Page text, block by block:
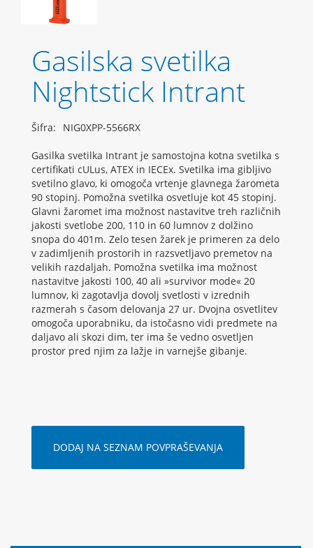
Gasilska svetilka
Nightstick Intrant
Šifra: NIG0XPP-5566RX
Gasilka svetilka Intrant je samostojna kotna svetilka s
certifikati cULus, ATEX in IECEx. Svetilka ima gibljivo
svetilno glavo, ki omogoča vrtenje glavnega žarometa
90 stopinj. Pomožna svetilka osvetluje kot 45 stopinj.
Glavni žaromet ima možnost nastavitve treh različnih
jakosti svetlobe 200, 110 in 60 lumnov z dolžino
snopa do 401m. Zelo tesen žarek je primeren za delo
v zadimljenih prostorih in razsvetljavo premetov na
velikih razdaljah. Pomožna svetilka ima možnost
nastavitve jakosti 100, 40 ali »survivor mode« 20
lumnov, ki zagotavlja dovolj svetlosti v izrednih
razmerah s časom delovanja 27 ur. Dvojna osvetlitev
omogoča uporabniku, da istočasno vidi predmete na
daljavo ali skozi dim, ter ima še vedno osvetljen
prostor pred njim za lažje in varnejše gibanje.
DODAJ NA SEZNAM POVPRAŠEVANJA